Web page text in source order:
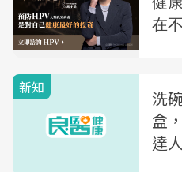
新知
洗
盒
達